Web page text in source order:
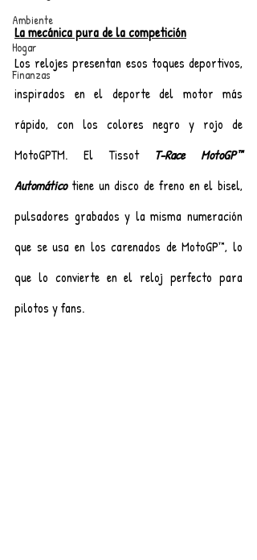
Ambiente
Hogar
Finanzas
La mecánica pura de la competición
Los relojes presentan esos toques deportivos,
inspirados en el deporte del motor más
rápido, con los colores negro y rojo de
MotoGPTM. El Tissot T-Race MotoGP™
Automático tiene un disco de freno en el bisel,
pulsadores grabados y la misma numeración
que se usa en los carenados de MotoGP™, lo
que lo convierte en el reloj perfecto para
pilotos y fans.